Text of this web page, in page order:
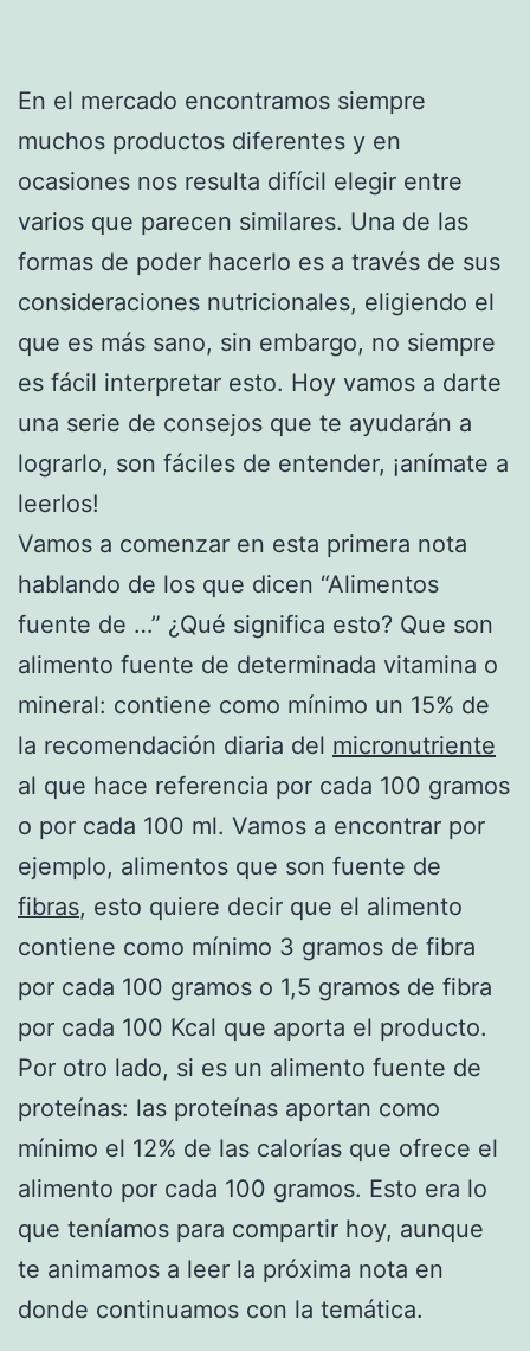
En el mercado encontramos siempre
muchos productos diferentes y en
ocasiones nos resulta difícil elegir entre
varios que parecen similares. Una de las
formas de poder hacerlo es a través de sus
consideraciones nutricionales, eligiendo el
que es más sano, sin embargo, no siempre
es fácil interpretar esto. Hoy vamos a darte
una serie de consejos que te ayudarán a
lograrlo, son fáciles de entender, ¡anímate a
leerlos!
Vamos a comenzar en esta primera nota
hablando de los que dicen “Alimentos
fuente de …” ¿Qué significa esto? Que son
alimento fuente de determinada vitamina o
mineral: contiene como mínimo un 15% de
la recomendación diaria del micronutriente
al que hace referencia por cada 100 gramos
o por cada 100 ml. Vamos a encontrar por
ejemplo, alimentos que son fuente de
fibras, esto quiere decir que el alimento
contiene como mínimo 3 gramos de fibra
por cada 100 gramos o 1,5 gramos de fibra
por cada 100 Kcal que aporta el producto.
Por otro lado, si es un alimento fuente de
proteínas: las proteínas aportan como
mínimo el 12% de las calorías que ofrece el
alimento por cada 100 gramos. Esto era lo
que teníamos para compartir hoy, aunque
te animamos a leer la próxima nota en
donde continuamos con la temática.